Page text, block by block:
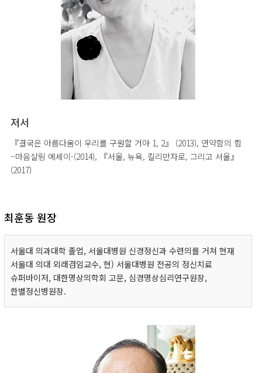
저서
『결국은 아름다움이 우리를 구원할 거야 1, 2』 (2013), 연약함의 힘
–마음살림 에세이-(2014), 『서울, 뉴욕, 킬리만자로, 그리고 서울』
(2017)
최훈동 원장
서울대 의과대학 졸업, 서울대병원 신경정신과 수련의를 거쳐 현재
서울대 의대 외래겸임교수, 현) 서울대병원 전공의 정신치료
슈퍼바이저, 대한명상의학회 고문, 심경명상심리연구원장,
한별정신병원장.